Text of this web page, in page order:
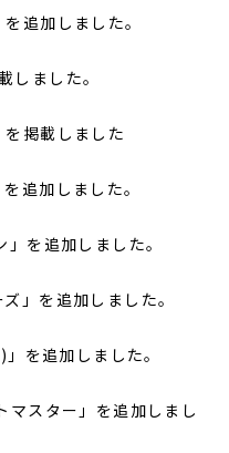
追加しました。
ました。
掲載しました
追加しました。
を追加しました。
」を追加しました。
を追加しました。
マスター」を追加しまし